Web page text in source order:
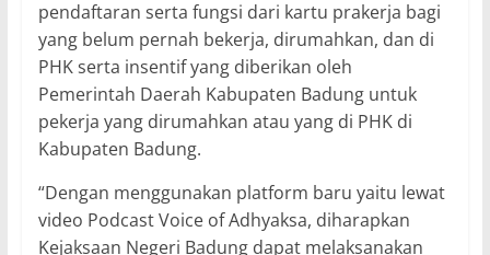
pendaftaran serta fungsi dari kartu prakerja bagi
yang belum pernah bekerja, dirumahkan, dan di
PHK serta insentif yang diberikan oleh
Pemerintah Daerah Kabupaten Badung untuk
pekerja yang dirumahkan atau yang di PHK di
Kabupaten Badung.
“Dengan menggunakan platform baru yaitu lewat
video Podcast Voice of Adhyaksa, diharapkan
Kejaksaan Negeri Badung dapat melaksanakan